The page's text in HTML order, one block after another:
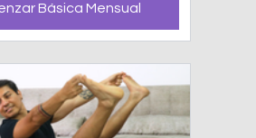
Básica Mensual